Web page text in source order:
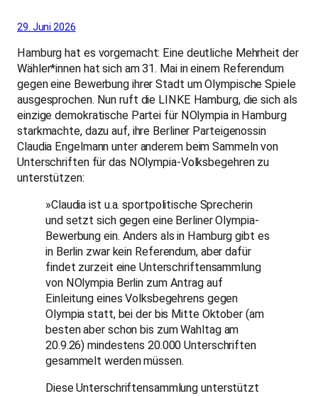
29. Juni 2026
Hamburg hat es vorgemacht: Eine deutliche Mehrheit der
Wähler*innen hat sich am 31. Mai in einem Referendum
gegen eine Bewerbung ihrer Stadt um Olympische Spiele
ausgesprochen. Nun ruft die LINKE Hamburg, die sich als
einzige demokratische Partei für NOlympia in Hamburg
starkmachte, dazu auf, ihre Berliner Parteigenossin
Claudia Engelmann unter anderem beim Sammeln von
Unterschriften für das NOlympia-Volksbegehren zu
unterstützen:
»Claudia ist u.a. sportpolitische Sprecherin
und setzt sich gegen eine Berliner Olympia-
Bewerbung ein. Anders als in Hamburg gibt es
in Berlin zwar kein Referendum, aber dafür
findet zurzeit eine Unterschriftensammlung
von NOlympia Berlin zum Antrag auf
Einleitung eines Volksbegehrens gegen
Olympia statt, bei der bis Mitte Oktober (am
besten aber schon bis zum Wahltag am
20.9.26) mindestens 20.000 Unterschriften
gesammelt werden müssen.
Diese Unterschriftensammlung unterstützt